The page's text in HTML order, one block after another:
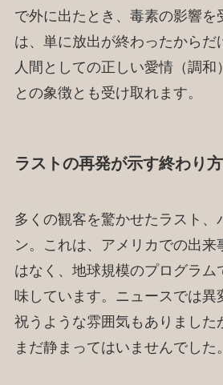
で外に出たとき、毒素の影響を
は、単に放出が終わったからだ
人間としての正しい愛情（調和
との象徴とも受け取れます。
ラストの再発が示す終わり方
多くの観客を驚かせたラスト、
ン。これは、アメリカでの出来
はなく、地球規模のプログラム
味しています。ニュースでは異
祝うような雰囲気もありました
まだ静まってはいませんでした。